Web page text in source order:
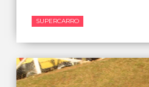
SUPERCARRO